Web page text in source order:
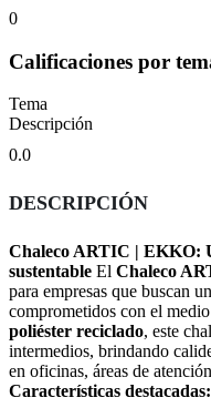
0
Calificaciones por
Tema
Descripción
0.0
DESCRIPCIÓN
Chaleco ARTIC | EKKO:
sustentable El Chaleco
para empresas que buscan
comprometidos con el
poliéster reciclado, este
intermedios, brindando
en oficinas, áreas de
Características destacadas: